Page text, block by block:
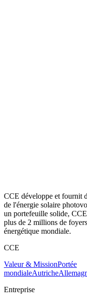
CCE développe et fournit
de l'énergie solaire
un portefeuille solide,
plus de 2 millions de
énergétique mondiale.
CCE
Valeur & MissionPortée
mondialeAutriche
Entreprise